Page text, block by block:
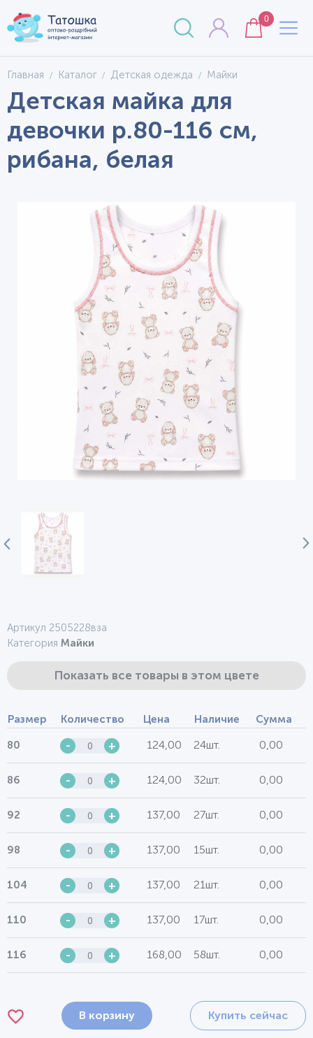
0
Главная Каталог Детская одежда Майки
Детская майка для
девочки р.80-116 см,
рибана, белая
Артикул 2505228вза
Категория Майки
Показать все товары в этом цвете
Размер Количество Цена Наличие Сумма
80 - + 124,00 24шт. 0,00
86 - + 124,00 32шт. 0,00
92 - + 137,00 27шт. 0,00
98 - + 137,00 15шт. 0,00
104 - + 137,00 21шт. 0,00
110 - + 137,00 17шт. 0,00
116 - + 168,00 58шт. 0,00
В корзину Купить сейчас